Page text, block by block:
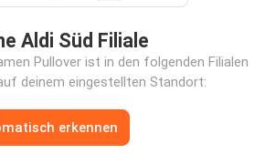
Aldi Süd Filiale
Pullover ist in den folgenden Filialen
deinem eingestellten Standort:
erkennen